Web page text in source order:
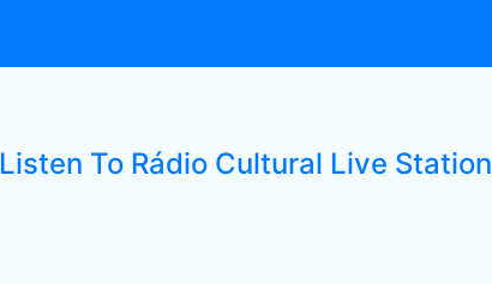
Listen To Rádio Cultural Live Station